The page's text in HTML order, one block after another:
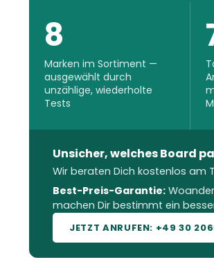
8
Marken im Sortiment —
ausgewählt durch
unzählige, wiederholte
Tests
Unsicher, welches Board
Wir beraten Dich kostenlos am
Best-Preis-Garantie:
machen Dir bestimmt ein
JETZT ANRUFEN: +49 30